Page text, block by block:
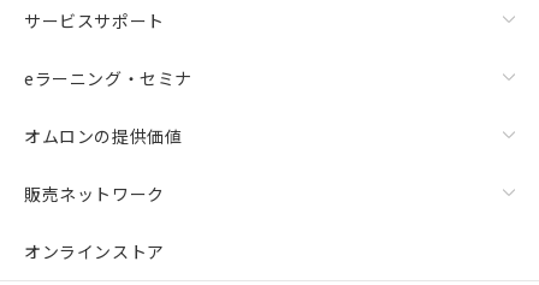
サービスサポート
eラーニング・セミナ
オムロンの提供価値
販売ネットワーク
オンラインストア